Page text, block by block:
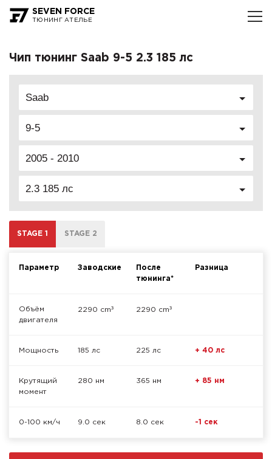
SEVEN FORCE
ТЮНИНГ АТЕЛЬЕ
Чип тюнинг Saab 9-5 2.3 185 лс
Saab
9-5
2005 - 2010
2.3 185 лс
STAGE 1 STAGE 2
Параметр Заводские
После
тюнинга*
Разница
Объём
двигателя
2290 cm³ 2290 cm³
Мощность 185 лс 225 лс + 40 лс
Крутящий
момент
280 нм 365 нм + 85 нм
0-100 км/ч 9.0 сек 8.0 сек -1 сек